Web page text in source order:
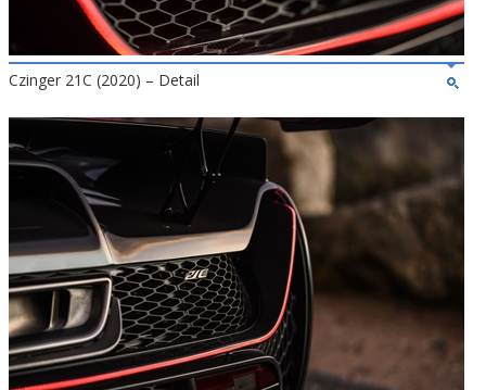
Czinger 21C (2020) – Detail